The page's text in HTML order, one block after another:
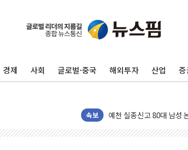
경제 사회 글로벌·중국 해외투자 산업 증
속보
美 민주, 트럼프 측에
예천 실종신고 80대 남성
"35초마다 중국과 통신